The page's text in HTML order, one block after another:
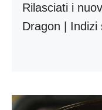
Rilasciati i
Dragon | Indizi